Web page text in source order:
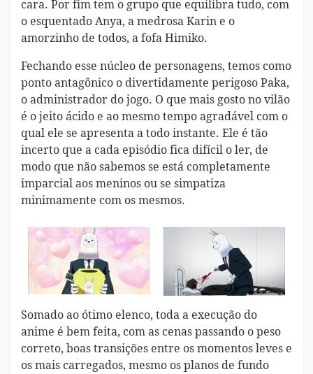
cara. Por fim tem o grupo que equilibra tudo, com
o esquentado Anya, a medrosa Karin e o
amorzinho de todos, a fofa Himiko.
Fechando esse núcleo de personagens, temos como
ponto antagônico o divertidamente perigoso Paka,
o administrador do jogo. O que mais gosto no vilão
é o jeito ácido e ao mesmo tempo agradável com o
qual ele se apresenta a todo instante. Ele é tão
incerto que a cada episódio fica difícil o ler, de
modo que não sabemos se está completamente
imparcial aos meninos ou se simpatiza
minimamente com os mesmos.
Somado ao ótimo elenco, toda a execução do
anime é bem feita, com as cenas passando o peso
correto, boas transições entre os momentos leves e
os mais carregados, mesmo os planos de fundo